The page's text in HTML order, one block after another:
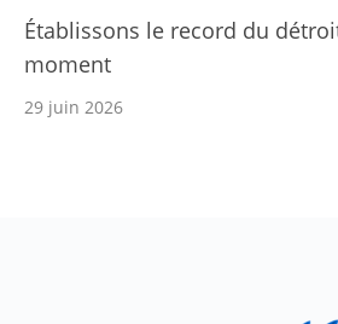
Établissons le record du
moment
29 juin 2026